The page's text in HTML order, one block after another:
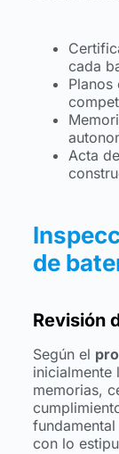
cada
Acta
de
Revisión
Según el
inicialmente
memorias,
con lo